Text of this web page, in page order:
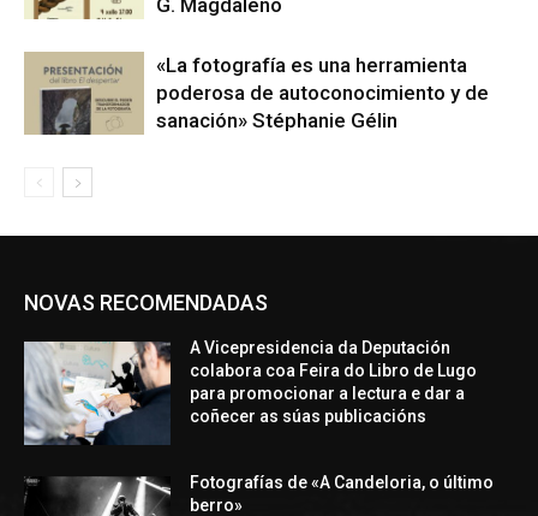
G. Magdaleno
«La fotografía es una herramienta
poderosa de autoconocimiento y de
sanación» Stéphanie Gélin
NOVAS RECOMENDADAS
A Vicepresidencia da Deputación
colabora coa Feira do Libro de Lugo
para promocionar a lectura e dar a
coñecer as súas publicacións
Fotografías de «A Candeloria, o último
berro»